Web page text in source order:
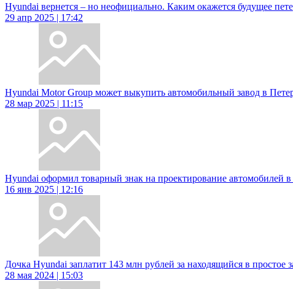
Hyundai вернется – но неофициально. Каким окажется будущее
29 апр 2025 | 17:42
Hyundai Motor Group может выкупить автомобильный завод в
28 мар 2025 | 11:15
Hyundai оформил товарный знак на проектирование автомобилей в
16 янв 2025 | 12:16
Дочка Hyundai заплатит 143 млн рублей за находящийся в простое
28 мая 2024 | 15:03